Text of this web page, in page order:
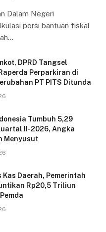
Dalam Negeri
porsi bantuan fiskal
DPRD Tangsel
Perparkiran di
PT PITS Ditunda
Tumbuh 5,29
II-2026, Angka
Menyusut
Kas Daerah, Pemerintah
Rp20,5 Triliun